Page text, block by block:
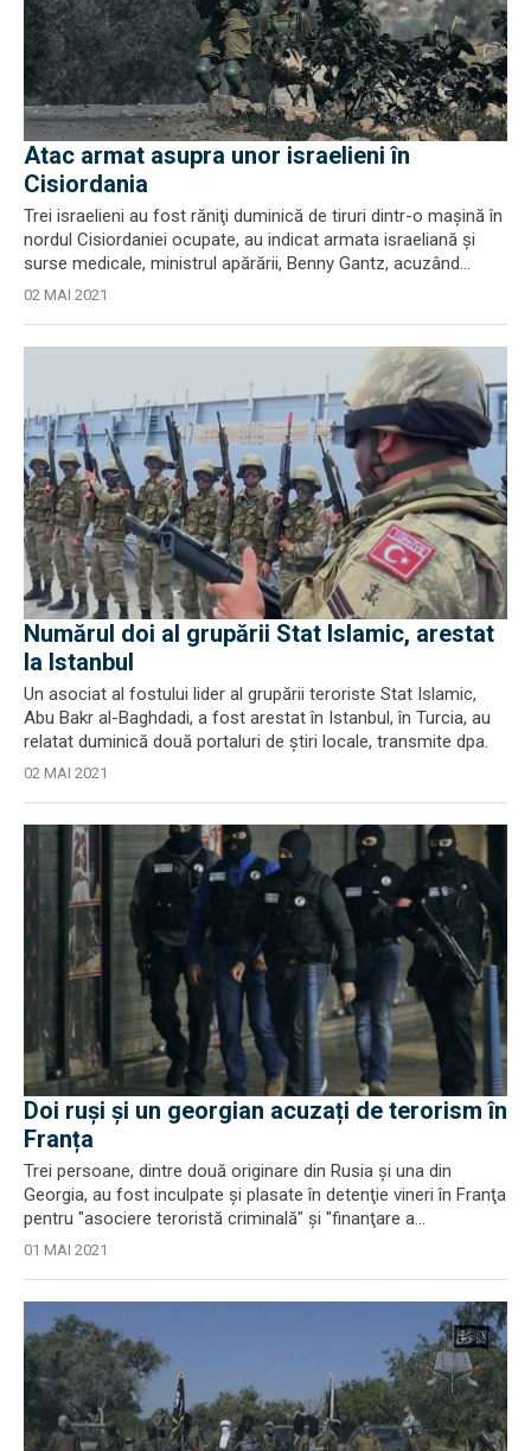
Atac armat asupra unor israelieni în
Cisiordania
Trei israelieni au fost răniţi duminică de tiruri dintr-o maşină în
nordul Cisiordaniei ocupate, au indicat armata israeliană şi
surse medicale, ministrul apărării, Benny Gantz, acuzând...
02 MAI 2021
Numărul doi al grupării Stat Islamic, arestat
la Istanbul
Un asociat al fostului lider al grupării teroriste Stat Islamic,
Abu Bakr al-Baghdadi, a fost arestat în Istanbul, în Turcia, au
relatat duminică două portaluri de ştiri locale, transmite dpa.
02 MAI 2021
Doi ruși și un georgian acuzați de terorism în
Franța
Trei persoane, dintre două originare din Rusia şi una din
Georgia, au fost inculpate şi plasate în detenţie vineri în Franţa
pentru "asociere teroristă criminală" şi "finanţare a...
01 MAI 2021